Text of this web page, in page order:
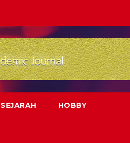
SEJARAH HOBBY